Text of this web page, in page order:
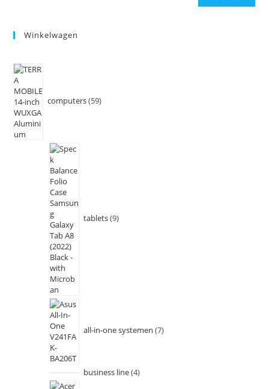
Winkelwagen
computers 59
tablets 9
all-in-one systemen 7
business line 4